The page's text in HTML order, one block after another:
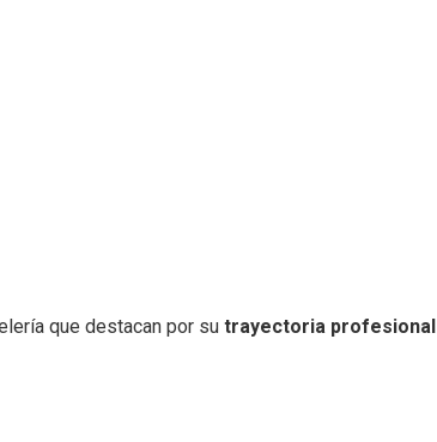
que destacan por sutrayectoria profesional